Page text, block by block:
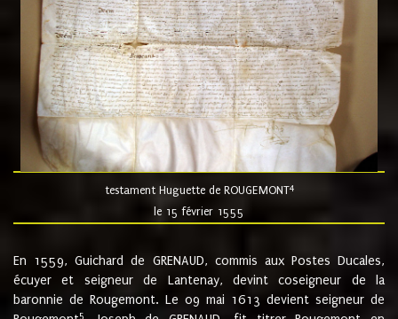
testament Huguette de ROUGEMONT4
le 15 février 1555
En 1559, Guichard de GRENAUD, commis aux Postes Ducales,
écuyer et seigneur de Lantenay, devint coseigneur de la
baronnie de Rougemont. Le 09 mai 1613 devient seigneur de
5